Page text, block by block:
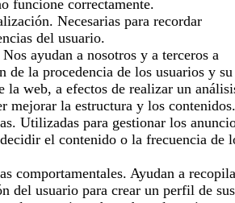
funcione correctamente.
Necesarias para recordar
del usuario.
ayudan a nosotros y a terceros a
de la procedencia de los usuarios y su
la web, a efectos de realizar un
mejorar la estructura y los contenidos.
Utilizadas para gestionar los
el contenido o la frecuencia de
comportamentales. Ayudan a
del usuario para crear un perfil de sus